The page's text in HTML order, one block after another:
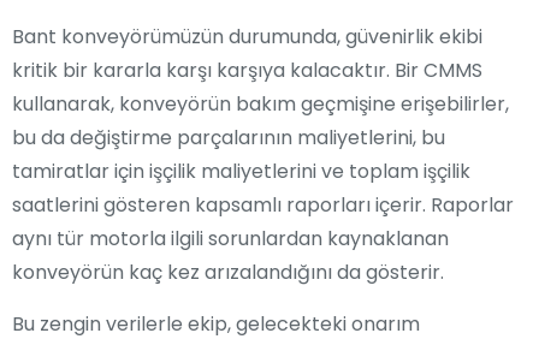
Bant konveyörümüzün durumunda, güvenirlik ekibi
kritik bir kararla karşı karşıya kalacaktır. Bir CMMS
kullanarak, konveyörün bakım geçmişine erişebilirler,
bu da değiştirme parçalarının maliyetlerini, bu
tamiratlar için işçilik maliyetlerini ve toplam işçilik
saatlerini gösteren kapsamlı raporları içerir. Raporlar
aynı tür motorla ilgili sorunlardan kaynaklanan
konveyörün kaç kez arızalandığını da gösterir.
Bu zengin verilerle ekip, gelecekteki onarım